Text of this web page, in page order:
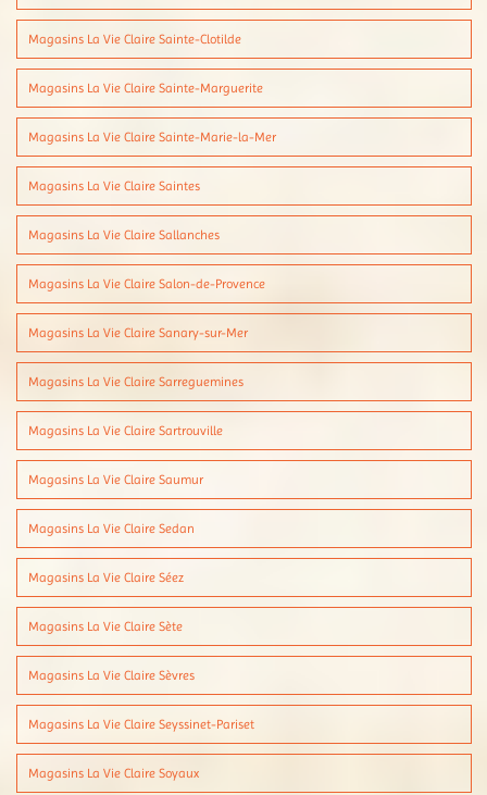
Magasins La Vie Claire Sainte-Clotilde
Magasins La Vie Claire Sainte-Marguerite
Magasins La Vie Claire Sainte-Marie-la-Mer
Magasins La Vie Claire Saintes
Magasins La Vie Claire Sallanches
Magasins La Vie Claire Salon-de-Provence
Magasins La Vie Claire Sanary-sur-Mer
Magasins La Vie Claire Sarreguemines
Magasins La Vie Claire Sartrouville
Magasins La Vie Claire Saumur
Magasins La Vie Claire Sedan
Magasins La Vie Claire Séez
Magasins La Vie Claire Sète
Magasins La Vie Claire Sèvres
Magasins La Vie Claire Seyssinet-Pariset
Magasins La Vie Claire Soyaux